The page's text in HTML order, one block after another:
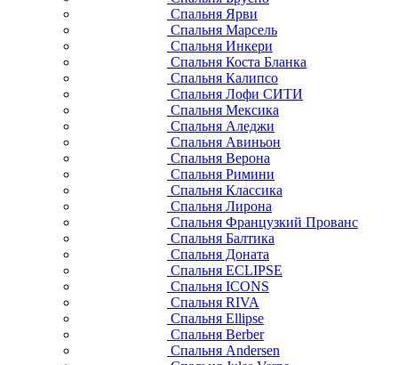
Спальня Ярви
Спальня Марсель
Спальня Инкери
Спальня Коста Бланка
Спальня Калипсо
Спальня Лофи СИТИ
Спальня Мексика
Спальня Аледжи
Спальня Авиньон
Спальня Верона
Спальня Римини
Спальня Классика
Спальня Лирона
Спальня Французкий Прованс
Спальня Балтика
Спальня Доната
Спальня ECLIPSE
Спальня ICONS
Спальня RIVA
Спальня Ellipse
Спальня Berber
Спальня Andersen